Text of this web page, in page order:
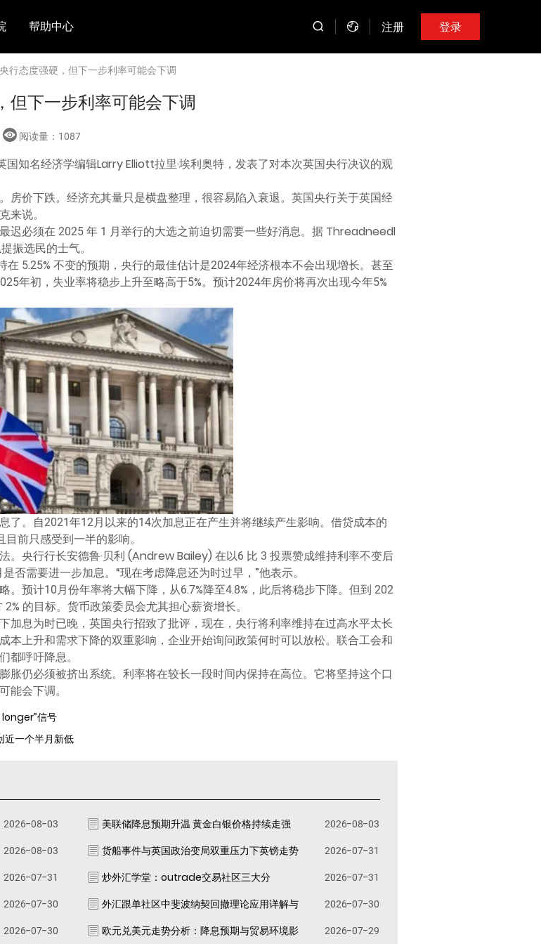
帮助中心 注册 登录
行态度强硬，但下一步利率可能会下调
但下一步利率可能会下调
阅读量： 1087
知名经济学编辑Larry Elliott拉里·埃利奥特，发表了对本次英国央行决议的观
房价下跌。经济充其量只是横盘整理，很容易陷入衰退。英国央行关于英国经
来说。
迟必须在 2025 年 1 月举行的大选之前迫切需要一些好消息。据 Threadneedl
振选民的士气。
5.25% 不变的预期，央行的最佳估计是2024年经济根本不会出现增长。甚至
年初，失业率将稳步上升至略高于5%。预计2024年房价将再次出现今年5%
了。自2021年12月以来的14次加息正在产生并将继续产生影响。借贷成本的
前只感受到一半的影响。
。央行行长安德鲁·贝利 (Andrew Bailey) 在以6 比 3 投票赞成维持利率不变后
否需要进一步加息。“现在考虑降息还为时过早，”他表示。
预计10月份年率将大幅下降，从6.7%降至4.8%，此后将稳步下降。但到 202
的目标。货币政策委员会尤其担心薪资增长。
加息为时已晚，英国央行招致了批评，现在，央行将利率维持在过高水平太长
本上升和需求下降的双重影响，企业开始询问政策何时可以放松。联合工会和
都呼吁降息。
胀仍必须被挤出系统。利率将在较长一段时间内保持在高位。它将坚持这个口
能会下调。
longer”信号
近一个半月新低
2026-08-03 美联储降息预期升温 黄金白银价格持续走强
2026-08-03
2026-08-03 货船事件与英国政治变局双重压力下英镑走势
2026-07-31
2026-07-31 炒外汇学堂：outrade交易社区三大分
2026-07-31
2026-07-30 外汇跟单社区中斐波纳契回撤理论应用详解与
2026-07-30
2026-07-30 欧元兑美元走势分析：降息预期与贸易环境影 2026-07-29